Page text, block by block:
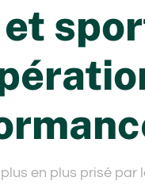
en plus prisé par